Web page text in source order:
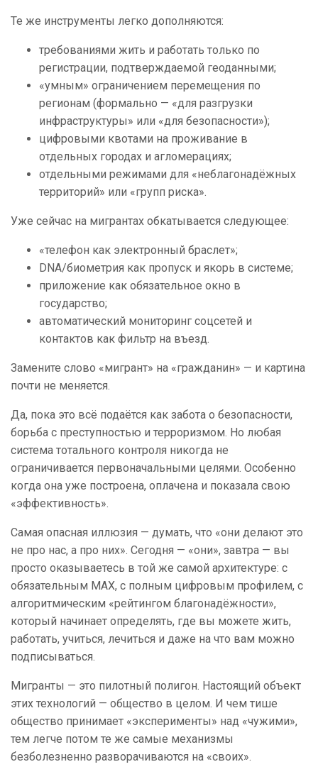
Те же инструменты легко дополняются:
требованиями жить и работать только по
регистрации, подтверждаемой геоданными;
«умным» ограничением перемещения по
регионам (формально — «для разгрузки
инфраструктуры» или «для безопасности»);
цифровыми квотами на проживание в
отдельных городах и агломерациях;
отдельными режимами для «неблагонадёжных
территорий» или «групп риска».
Уже сейчас на мигрантах обкатывается следующее:
«телефон как электронный браслет»;
DNA/биометрия как пропуск и якорь в системе;
приложение как обязательное окно в
государство;
автоматический мониторинг соцсетей и
контактов как фильтр на въезд.
Замените слово «мигрант» на «гражданин» — и картина
почти не меняется.
Да, пока это всё подаётся как забота о безопасности,
борьба с преступностью и терроризмом. Но любая
система тотального контроля никогда не
ограничивается первоначальными целями. Особенно
когда она уже построена, оплачена и показала свою
«эффективность».
Самая опасная иллюзия — думать, что «они делают это
не про нас, а про них». Сегодня — «они», завтра — вы
просто оказываетесь в той же самой архитектуре: с
обязательным MAX, с полным цифровым профилем, с
алгоритмическим «рейтингом благонадёжности»,
который начинает определять, где вы можете жить,
работать, учиться, лечиться и даже на что вам можно
подписываться.
Мигранты — это пилотный полигон. Настоящий объект
этих технологий — общество в целом. И чем тише
общество принимает «эксперименты» над «чужими»,
тем легче потом те же самые механизмы
безболезненно разворачиваются на «своих».